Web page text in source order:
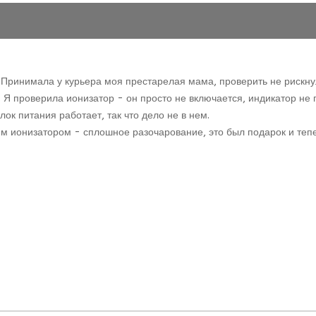
у курьера моя престарелая мама, проверить не
ионизатор - он просто не включается, индикатор не
питания работает, так что дело не в нем.
ионизатором - сплошное разочарование, это был подарок и